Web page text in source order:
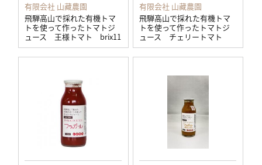
有限会社 山藏農園
飛騨高山で採れた有機トマ
トを使って作ったトマトジ
ュース 王様トマト brix11
有限会社 山藏農園
飛騨高山で採れた有機トマ
トを使って作ったトマトジ
ュース チェリートマト